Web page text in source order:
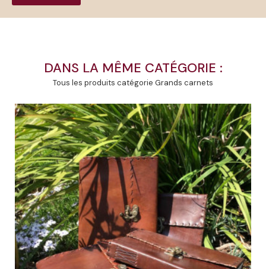
DANS LA MÊME CATÉGORIE :
Tous les produits catégorie Grands carnets